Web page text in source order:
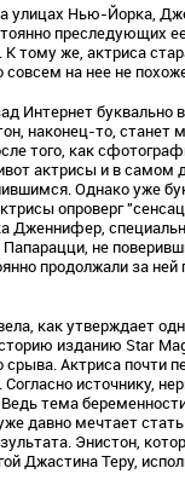
улицах Нью-Йорка,
преследующих
тому же, актриса
на нее не
Интернет буквально
наконец-то, станет
того, как
актрисы и в самом
Однако уже
опроверг
Дженнифер,
Папарацци, не
продолжали за ней
как утверждает
изданию Star
срыва. Актриса почти
источнику,
тема
давно мечтает
Энистон,
Джастина Теру,